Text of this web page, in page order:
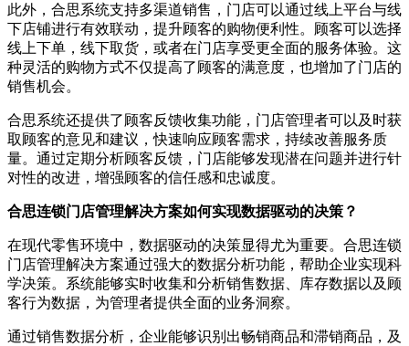
此外，合思系统支持多渠道销售，门店可以通过线上平台与线
下店铺进行有效联动，提升顾客的购物便利性。顾客可以选择
线上下单，线下取货，或者在门店享受更全面的服务体验。这
种灵活的购物方式不仅提高了顾客的满意度，也增加了门店的
销售机会。
合思系统还提供了顾客反馈收集功能，门店管理者可以及时获
取顾客的意见和建议，快速响应顾客需求，持续改善服务质
量。通过定期分析顾客反馈，门店能够发现潜在问题并进行针
对性的改进，增强顾客的信任感和忠诚度。
合思连锁门店管理解决方案如何实现数据驱动的决策？
在现代零售环境中，数据驱动的决策显得尤为重要。合思连锁
门店管理解决方案通过强大的数据分析功能，帮助企业实现科
学决策。系统能够实时收集和分析销售数据、库存数据以及顾
客行为数据，为管理者提供全面的业务洞察。
通过销售数据分析，企业能够识别出畅销商品和滞销商品，及